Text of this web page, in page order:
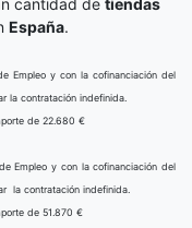
cantidad de tiendas
España.
Empleo y con la cofinanciación del
la contratación indefinida.
de 22.680 €
Empleo y con la cofinanciación del
la contratación indefinida.
de 51.870 €